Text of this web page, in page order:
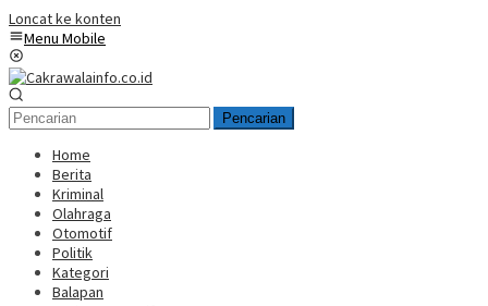
Loncat ke konten
Menu Mobile
Pencarian
Home
Berita
Kriminal
Olahraga
Otomotif
Politik
Kategori
Balapan